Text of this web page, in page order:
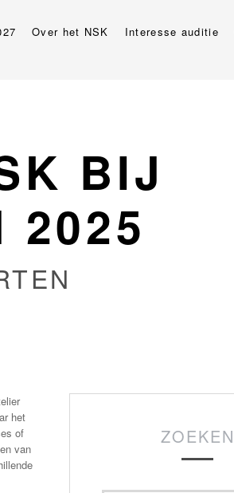
Over het NSK Interesse auditie
BIJ
2025
het
of
van
ZOEKEN